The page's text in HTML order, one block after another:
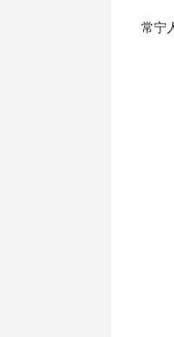
常宁